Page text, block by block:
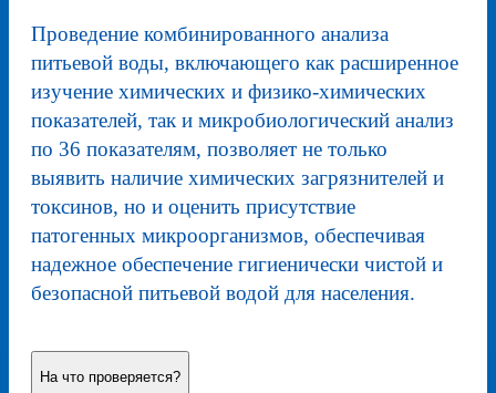
Проведение комбинированного анализа
питьевой воды, включающего как расширенное
изучение химических и физико-химических
показателей, так и микробиологический анализ
по 36 показателям, позволяет не только
выявить наличие химических загрязнителей и
токсинов, но и оценить присутствие
патогенных микроорганизмов, обеспечивая
надежное обеспечение гигиенически чистой и
безопасной питьевой водой для населения.
На что проверяется?